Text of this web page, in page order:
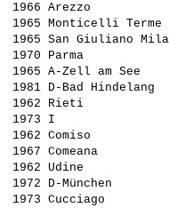
1966 Arezzo
1965 Monticelli
1965 San Giuliano
1970 Parma
1965 A-Zell am See
1981 D-Bad
1962 Rieti
1973 I
1962 Comiso
1967 Comeana
1962 Udine
1972 D-München
1973 Cucciago